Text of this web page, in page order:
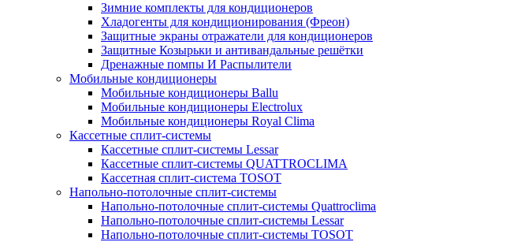
Зимние комплекты для кондиционеров
Хладогенты для кондиционирования (Фреон)
Защитные экраны отражатели для кондиционеров
Защитные Козырьки и антивандальные решётки
Дренажные помпы И Распылители
Мобильные кондиционеры
Мобильные кондиционеры Ballu
Мобильные кондиционеры Electrolux
Мобильные кондиционеры Royal Clima
Кассетные сплит-системы
Кассетные сплит-системы Lessar
Кассетные сплит-системы QUATTROCLIMA
Кассетная сплит-система TOSOT
Напольно-потолочные сплит-системы
Напольно-потолочные сплит-системы Quattroclima
Напольно-потолочные сплит-системы Lessar
Напольно-потолочные сплит-системы TOSOT